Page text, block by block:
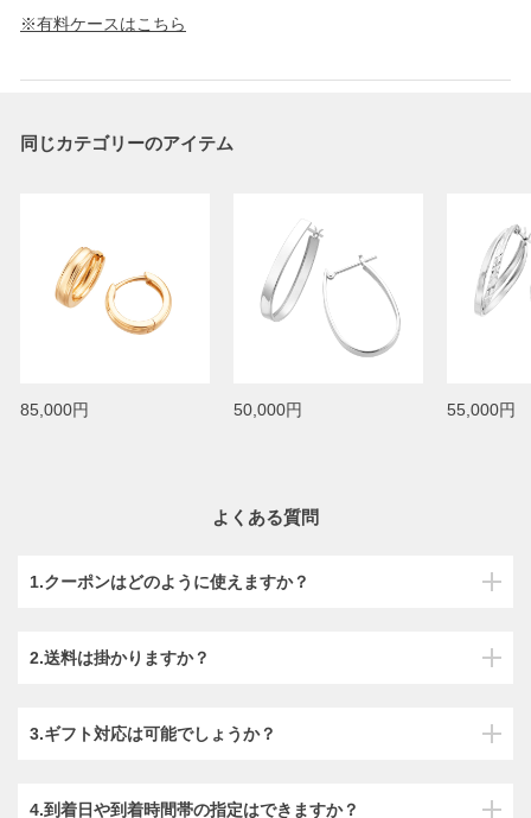
※有料ケースはこちら
同じカテゴリーのアイテム
85,000円 50,000円 55,000円
よくある質問
1.クーポンはどのように使えますか？
2.送料は掛かりますか？
3.ギフト対応は可能でしょうか？
4.到着日や到着時間帯の指定はできますか？